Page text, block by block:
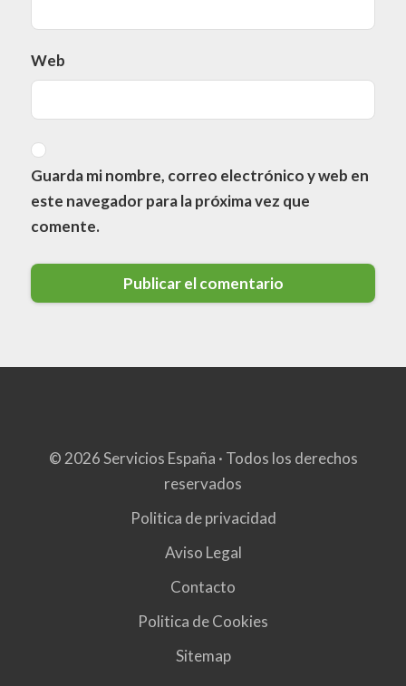
Web
Guarda mi nombre, correo electrónico y web en
este navegador para la próxima vez que
comente.
© 2026 Servicios España · Todos los derechos
reservados
Politica de privacidad
Aviso Legal
Contacto
Politica de Cookies
Sitemap